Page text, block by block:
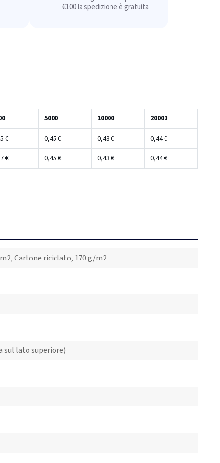
€100 la spedizione è gratuita
5000 10000 20000
€ 0,45 € 0,43 €
0,44 €
€
0,45 € 0,43 € 0,44 €
Cartone riciclato, 170 g/m2
sul lato superiore)